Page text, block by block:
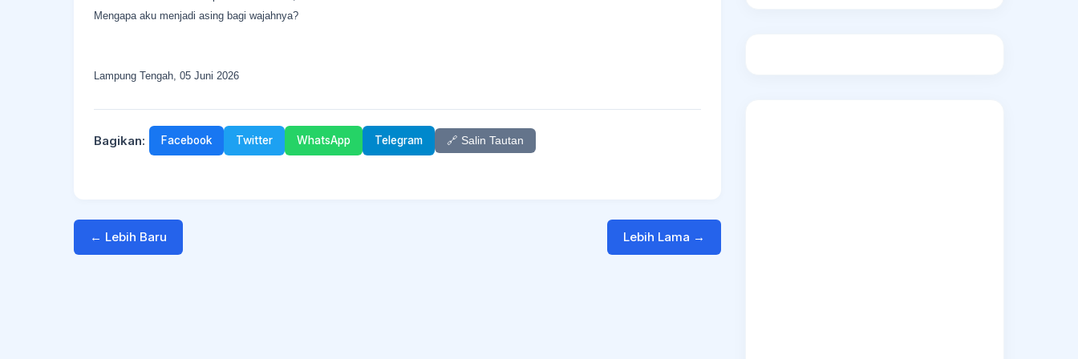
Mengapa aku menjadi asing bagi wajahnya?
Lampung Tengah, 05 Juni 2026
Bagikan: Facebook Twitter WhatsApp Telegram 🔗 Salin Tautan
← Lebih Baru Lebih Lama →